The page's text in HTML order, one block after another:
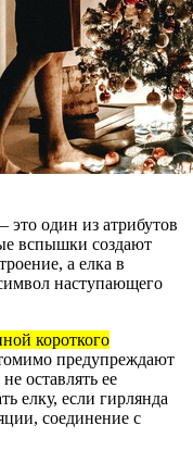
это один из атрибутов
вспышки создают
а елка в
наступающего
короткого
предупреждают
оставлять ее
елку, если гирлянда
соединение с